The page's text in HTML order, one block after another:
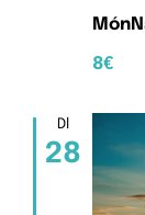
8€
Dl
28